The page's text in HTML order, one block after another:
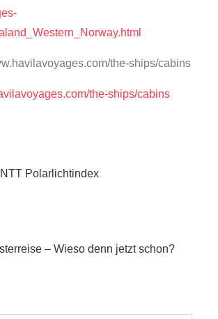
the-ships/cabins
the-ships/cabins
Polarlichtindex
– Wieso denn jetzt schon?